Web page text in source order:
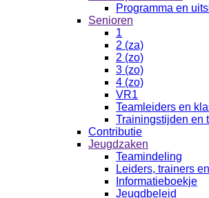
Programma en
Senioren
1
2 (za)
2 (zo)
3 (zo)
4 (zo)
VR1
Teamleiders en
Trainingstijden en
Contributie
Jeugdzaken
Teamindeling
Leiders, trainers
Informatieboekje
Jeugdbeleid